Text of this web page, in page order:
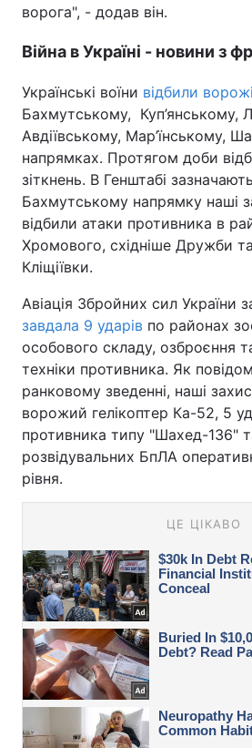
ворога", - додав він.
Війна в Україні - новини з
Українські воїни відбили
Бахмутському, Куп’янському,
Авдіївському, Мар’їнському,
напрямках. Протягом доби
зіткнень. В Генштабі
Бахмутському напрямку наші
відбили атаки противника в
Хромового, східніше Дружби та
Кліщіївки.
Авіація Збройних сил України
завдала 9 ударів по районах
особового складу, озброєння
техніки противника. Як
ранковому зведенні, наші
ворожий гелікоптер Ка-52, 5
противника типу "Шахед-136"
розвідувальних БпЛА
рівня.